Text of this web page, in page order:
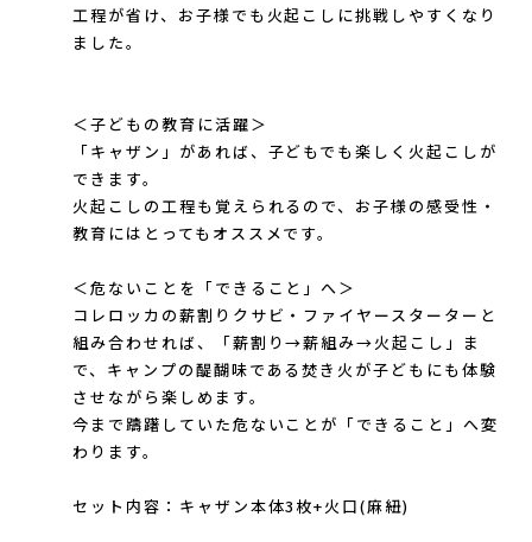
MERRELL(メレル)
MMA(マウンテンマーシャルアーツ)
MOUNTAIN HARD WEAR(マウンテンハー
ドウェア)
MYSTERY RANCH (ミステリーランチ)
New Era(ニューエラ)
New-HALE(ニューハレ)
工程が省け、お子様でも火起こしに挑戦しやすくなり
ました。
＜子どもの教育に活躍＞
「キャザン」があれば、子どもでも楽しく火起こしが
できます。
火起こしの工程も覚えられるので、お子様の感受性・
教育にはとってもオススメです。
＜危ないことを「できること」へ＞
コレロッカの薪割りクサビ・ファイヤースターターと
組み合わせれば、「薪割り→薪組み→火起こし」ま
で、キャンプの醍醐味である焚き火が子どもにも体験
させながら楽しめます。
今まで躊躇していた危ないことが「できること」へ変
わります。
セット内容：キャザン本体3枚+火口(麻紐)